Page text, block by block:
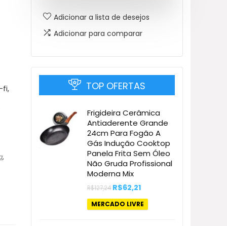
fi,
,
Adicionar a lista de desejos
Adicionar para comparar
TOP OFERTAS
Frigideira Cerâmica
Antiaderente Grande
24cm Para Fogão A
Gás Indução Cooktop
Panela Frita Sem Óleo
Não Gruda Profissional
Moderna Mix
R$127,24 O
preço
original
era:
R$62,21
atual
é:
MERCADO LIVRE